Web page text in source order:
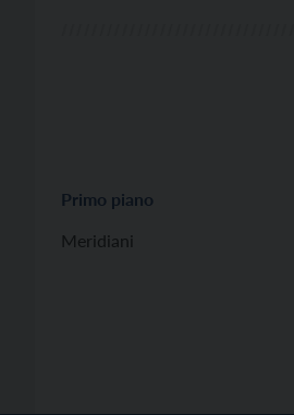
Primo piano
Meridiani